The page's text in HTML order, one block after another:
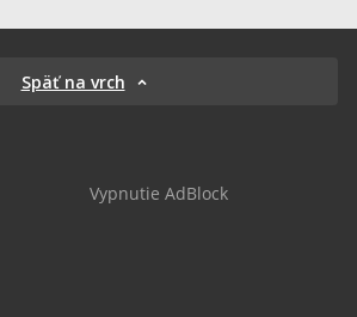
Späť na vrch
Vypnutie AdBlock